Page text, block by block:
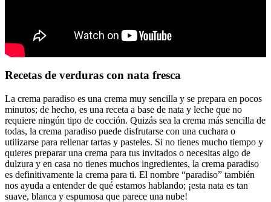
Recetas de verduras con nata fresca
La crema paradiso es una crema muy sencilla y se prepara en pocos
minutos; de hecho, es una receta a base de nata y leche que no
requiere ningún tipo de cocción. Quizás sea la crema más sencilla de
todas, la crema paradiso puede disfrutarse con una cuchara o
utilizarse para rellenar tartas y pasteles. Si no tienes mucho tiempo y
quieres preparar una crema para tus invitados o necesitas algo de
dulzura y en casa no tienes muchos ingredientes, la crema paradiso
es definitivamente la crema para ti. El nombre “paradiso” también
nos ayuda a entender de qué estamos hablando; ¡esta nata es tan
suave, blanca y espumosa que parece una nube!